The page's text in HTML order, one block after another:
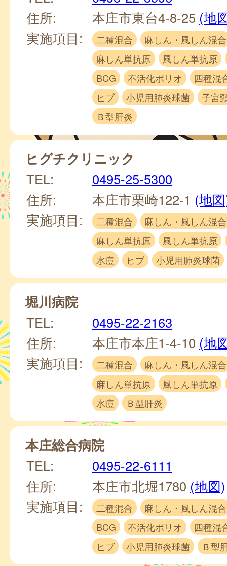
住所:
本庄市東台4-8-25 (地
実施項目:
二種混合
麻しん・風しん混合
麻しん単抗原
風しん単抗原
BCG
不活化ポリオ
四種混
ヒブ
小児用肺炎球菌
子宮
Ｂ型肝炎
ヒグチクリニック
TEL:
0495-25-5300
住所:
本庄市栗崎122-1 (地
実施項目:
二種混合
麻しん・風しん混合
麻しん単抗原
風しん単抗原
水痘
ヒブ 小児用肺炎球菌
堀川病院
TEL:
0495-22-2163
住所:
本庄市本庄1-4-10 (地
実施項目:
二種混合
麻しん・風しん混合
麻しん単抗原
風しん単抗原
水痘
Ｂ型肝炎
本庄総合病院
TEL:
0495-22-6111
住所:
本庄市北堀1780 (地図)
実施項目:
二種混合
麻しん・風しん混合
BCG
不活化ポリオ
四種混
ヒブ
小児用肺炎球菌 Ｂ型